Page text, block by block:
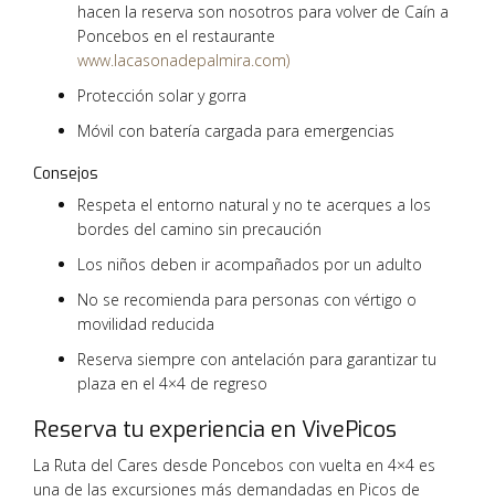
hacen la reserva son nosotros para volver de Caín a
Poncebos en el restaurante
www.lacasonadepalmira.com)
Protección solar y gorra
Móvil con batería cargada para emergencias
Consejos
Respeta el entorno natural y no te acerques a los
bordes del camino sin precaución
Los niños deben ir acompañados por un adulto
No se recomienda para personas con vértigo o
movilidad reducida
Reserva siempre con antelación para garantizar tu
plaza en el 4×4 de regreso
Reserva tu experiencia en VivePicos
La Ruta del Cares desde Poncebos con vuelta en 4×4 es
una de las excursiones más demandadas en Picos de